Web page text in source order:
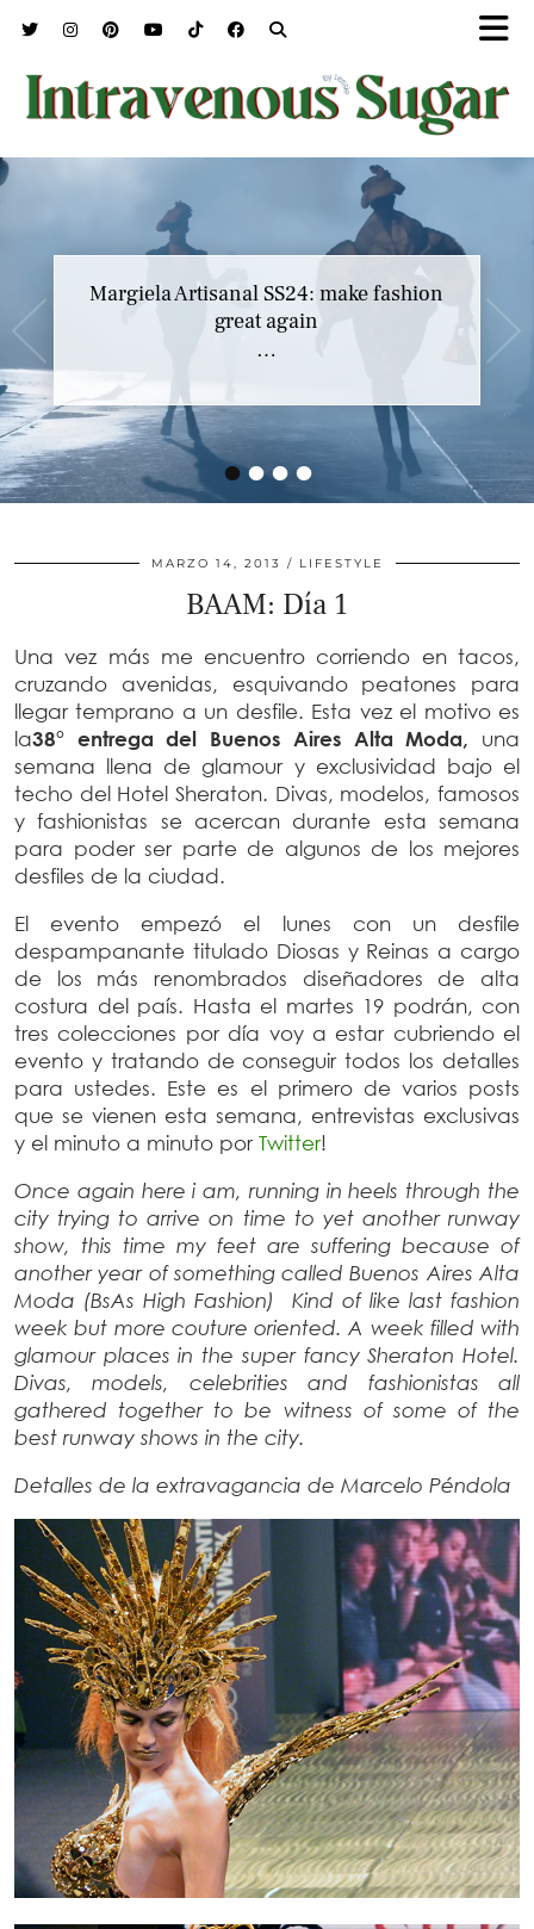
••••
Margiela Artisanal SS24: make fashion
great again
…
Marc Jacobs SS23 y el buscar confort en
nuestros héroes
…
MARZO 14, 2013 LIFESTYLE
BAAM: Día 1
Una vez más me encuentro corriendo en tacos,
cruzando avenidas, esquivando peatones para
llegar temprano a un desfile. Esta vez el motivo es
la38° entrega del Buenos Aires Alta Moda, una
semana llena de glamour y exclusividad bajo el
techo del Hotel Sheraton. Divas, modelos, famosos
y fashionistas se acercan durante esta semana
para poder ser parte de algunos de los mejores
desfiles de la ciudad.
El evento empezó el lunes con un desfile
despampanante titulado Diosas y Reinas a cargo
de los más renombrados diseñadores de alta
costura del país. Hasta el martes 19 podrán, con
tres colecciones por día voy a estar cubriendo el
evento y tratando de conseguir todos los detalles
para ustedes. Este es el primero de varios posts
que se vienen esta semana, entrevistas exclusivas
y el minuto a minuto porTwitter!
Once again here i am, running in heels through the
city trying to arrive on time to yet another runway
show, this time my feet are suffering because of
another year of something called Buenos Aires Alta
Moda (BsAs High Fashion) Kind of like last fashion
week but more couture oriented. A week filled with
glamour places in the super fancy Sheraton Hotel.
Divas, models, celebrities and fashionistas all
gathered together to be witness of some of the
best runway shows in the city.
Detalles de la extravagancia de Marcelo Péndola